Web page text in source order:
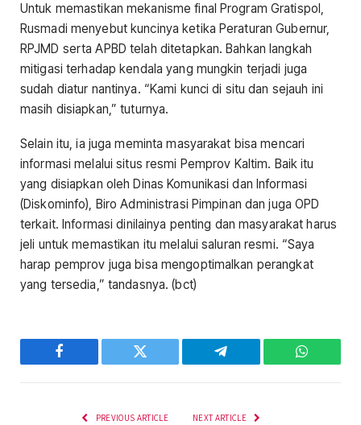
Untuk memastikan mekanisme final Program Gratispol,
Rusmadi menyebut kuncinya ketika Peraturan Gubernur,
RPJMD serta APBD telah ditetapkan. Bahkan langkah
mitigasi terhadap kendala yang mungkin terjadi juga
sudah diatur nantinya. “Kami kunci di situ dan sejauh ini
masih disiapkan,” tuturnya.
Selain itu, ia juga meminta masyarakat bisa mencari
informasi melalui situs resmi Pemprov Kaltim. Baik itu
yang disiapkan oleh Dinas Komunikasi dan Informasi
(Diskominfo), Biro Administrasi Pimpinan dan juga OPD
terkait. Informasi dinilainya penting dan masyarakat harus
jeli untuk memastikan itu melalui saluran resmi. “Saya
harap pemprov juga bisa mengoptimalkan perangkat
yang tersedia,” tandasnya. (bct)
Facebook Twitter Telegram
PREVIOUS ARTICLE NEXT ARTICLE